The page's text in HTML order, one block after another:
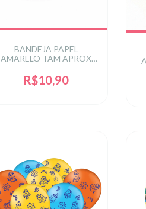
BANDEJA PAPEL
AMARELO TAM APROX
R$10,90